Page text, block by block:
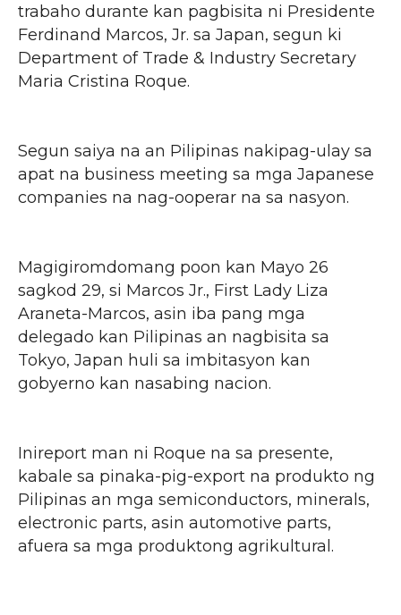
trabaho durante kan pagbisita ni Presidente
Ferdinand Marcos, Jr. sa Japan, segun ki
Department of Trade & Industry Secretary
Maria Cristina Roque.
Segun saiya na an Pilipinas nakipag-ulay sa
apat na business meeting sa mga Japanese
companies na nag-ooperar na sa nasyon.
Magigiromdomang poon kan Mayo 26
sagkod 29, si Marcos Jr., First Lady Liza
Araneta-Marcos, asin iba pang mga
delegado kan Pilipinas an nagbisita sa
Tokyo, Japan huli sa imbitasyon kan
gobyerno kan nasabing nacion.
Inireport man ni Roque na sa presente,
kabale sa pinaka-pig-export na produkto ng
Pilipinas an mga semiconductors, minerals,
electronic parts, asin automotive parts,
afuera sa mga produktong agrikultural.